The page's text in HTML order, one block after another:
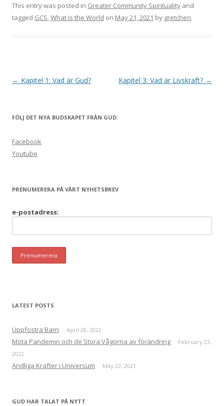
This entry was posted in Greater Community Spirituality and
tagged GCS,What is the World on May 21, 2021 by gretchen.
Post
← Kapitel 1: Vad är Gud? Kapitel 3: Vad är Livskraft? →
FÖLJ DET NYA BUDSKAPET FRÅN GUD:
Facebook
Youtube
PRENUMERERA PÅ VÅRT NYHETSBREV
e-postadress:
LATEST POSTS
Uppfostra Barn April 28, 2022
Möta Pandemin och de Stora Vågorna av förändring
February 23,
2022
Andliga Krafter i Universum May 22, 2021
GUD HAR TALAT PÅ NYTT